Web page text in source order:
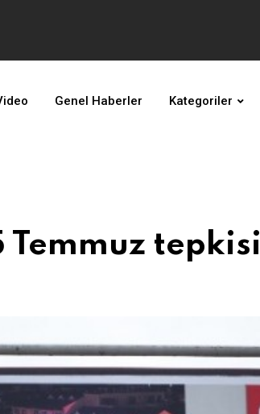
Genel Haberler Kategoriler
Temmuz tepkisi